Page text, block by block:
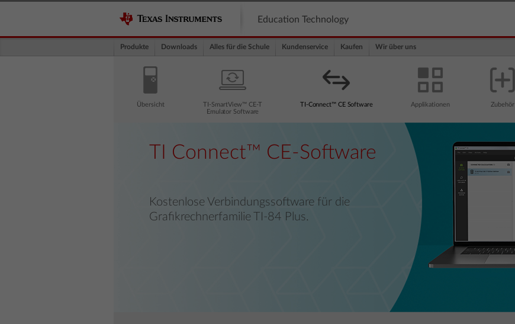
Education Technology
Produkte Downloads Alles für die Schule Kundenservice Kaufen Wir über uns
Übersicht
TI-SmartView™ CE-T
Emulator Software
TI-Connect™ CE Software Applikationen Zubehör
TI Connect™ CE-Software
Kostenlose Verbindungssoftware für die
Grafikrechnerfamilie TI-84 Plus.